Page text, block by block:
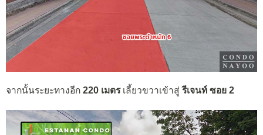
จากนั้นระยะทางอีก 220 เมตรเลี้ยวขวาเข้าสู่รีเจนท์ ซอย 2